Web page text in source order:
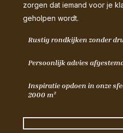
zorgen dat iemand voor je
geholpen wordt.
Rustig rondkijken zonder
Persoonlijk advies
Inspiratie opdoen in onze
2000 m²